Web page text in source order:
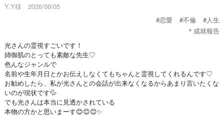
Y.Y様 2026/06/05
#恋愛
#不倫
#人生
＊成就報告
光さんの霊視すごいです！
姉御肌のとっても素敵な先生♡
色んなジャンルで
名前や生年月日とかお伝えしなくてもちゃんと霊視してくれるんです♡
お勧めしたら、私が光さんとの会話が出来なくなるからあまり言いたくな
いのが現状です💦
でも光さんは本当に見透かされている
本物の方かと思いまーす😊😊😊✨